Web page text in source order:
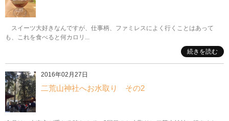
スイーツ大好きなんですが、仕事柄、ファミレスによく行くことはあって
も、これを食べると何カロリ...
続きを読む
2016年02月27日
二荒山神社へお水取り その2